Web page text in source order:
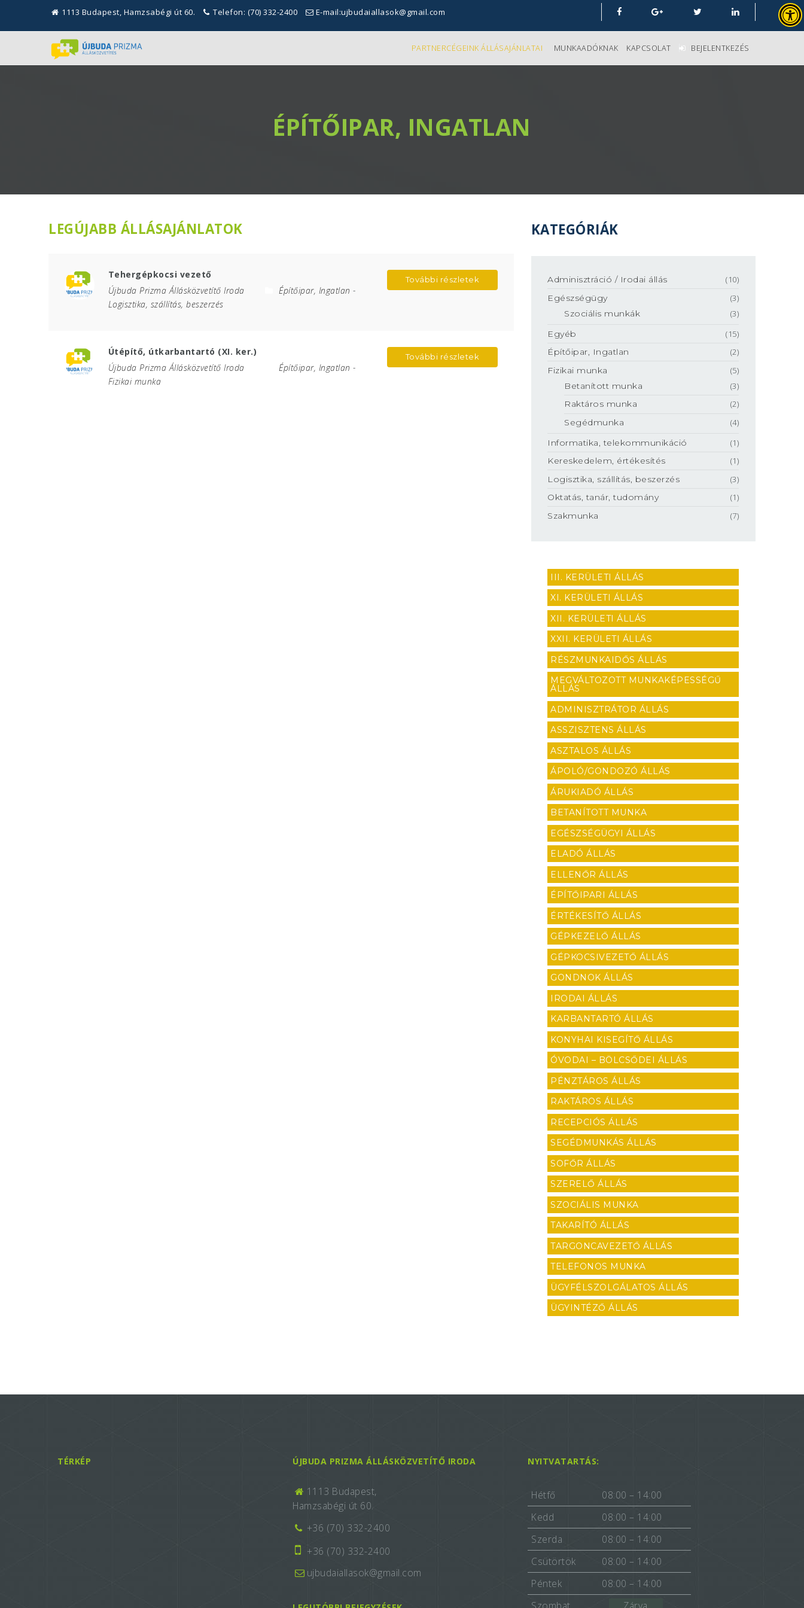
1113 Budapest, Hamzsabégi út 60. Telefon: (70) 332-2400 E-mail:ujbudaiallasok@gmail.com
PARTNERCÉGEINK ÁLLÁSAJÁNLATAI MUNKAADÓKNAK KAPCSOLAT BEJELENTKEZÉS
ÉPÍTŐIPAR, INGATLAN
LEGÚJABB ÁLLÁSAJÁNLATOK
Tehergépkocsi vezető
Újbuda Prizma Állásközvetítő Iroda
Építőipar, Ingatlan -
Logisztika, szállítás, beszerzés
További részletek
Útépítő, útkarbantartó (XI. ker.)
Újbuda Prizma Állásközvetítő Iroda
Építőipar, Ingatlan -
Fizikai munka
További részletek
KATEGÓRIÁK
Adminisztráció / Irodai állás
(10)
Egészségügy
(3)
Szociális munkák
(3)
Egyéb
(15)
Építőipar, Ingatlan
(2)
Fizikai munka
(5)
Betanított munka
(3)
Raktáros munka
(2)
Segédmunka
(4)
Informatika, telekommunikáció
(1)
Kereskedelem, értékesítés
(1)
Logisztika, szállítás, beszerzés
(3)
Oktatás, tanár, tudomány
(1)
Szakmunka
(7)
III. KERÜLETI ÁLLÁS
XI. KERÜLETI ÁLLÁS
XII. KERÜLETI ÁLLÁS
XXII. KERÜLETI ÁLLÁS
RÉSZMUNKAIDŐS ÁLLÁS
MEGVÁLTOZOTT MUNKAKÉPESSÉGŰ
ÁLLÁS
ADMINISZTRÁTOR ÁLLÁS
ASSZISZTENS ÁLLÁS
ASZTALOS ÁLLÁS
ÁPOLÓ/GONDOZÓ ÁLLÁS
ÁRUKIADÓ ÁLLÁS
BETANÍTOTT MUNKA
EGÉSZSÉGÜGYI ÁLLÁS
ELADÓ ÁLLÁS
ELLENŐR ÁLLÁS
ÉPÍTŐIPARI ÁLLÁS
ÉRTÉKESÍTŐ ÁLLÁS
GÉPKEZELŐ ÁLLÁS
GÉPKOCSIVEZETŐ ÁLLÁS
GONDNOK ÁLLÁS
IRODAI ÁLLÁS
KARBANTARTÓ ÁLLÁS
KONYHAI KISEGÍTŐ ÁLLÁS
ÓVODAI – BÖLCSŐDEI ÁLLÁS
PÉNZTÁROS ÁLLÁS
RAKTÁROS ÁLLÁS
RECEPCIÓS ÁLLÁS
SEGÉDMUNKÁS ÁLLÁS
SOFŐR ÁLLÁS
SZERELŐ ÁLLÁS
SZOCIÁLIS MUNKA
TAKARÍTÓ ÁLLÁS
TARGONCAVEZETŐ ÁLLÁS
TELEFONOS MUNKA
ÜGYFÉLSZOLGÁLATOS ÁLLÁS
ÜGYINTÉZŐ ÁLLÁS
TÉRKÉP ÚJBUDA PRIZMA ÁLLÁSKÖZVETÍTŐ IRODA
1113 Budapest,
Hamzsabégi út 60.
+36 (70) 332-2400
+36 (70) 332-2400
ujbudaiallasok@gmail.com
NYITVATARTÁS:
Hétfő
08:00 – 14:00
Kedd
08:00 – 14:00
Szerda
08:00 – 14:00
Csütörtök
08:00 – 14:00
Péntek
08:00 – 14:00